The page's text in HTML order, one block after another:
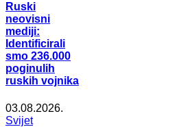
Ruski
neovisni
mediji:
Identificirali
smo 236.000
poginulih
ruskih vojnika
03.08.2026.
Svijet